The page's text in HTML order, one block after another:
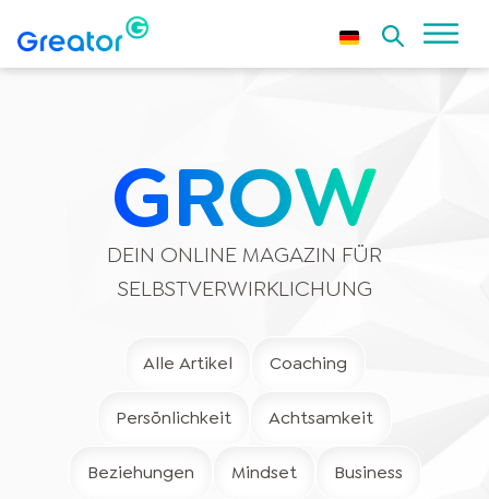
GROW
DEIN ONLINE MAGAZIN FÜR
SELBSTVERWIRKLICHUNG
Alle Artikel Coaching
Persönlichkeit Achtsamkeit
Beziehungen Mindset Business